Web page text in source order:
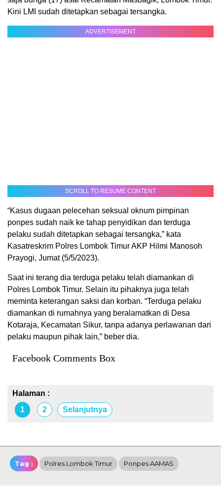
Kini LMI sudah ditetapkan sebagai tersangka.
ADVERTISEMENT
SCROLL TO RESUME CONTENT
“Kasus dugaan pelecehan seksual oknum pimpinan
ponpes sudah naik ke tahap penyidikan dan terduga
pelaku sudah ditetapkan sebagai tersangka,” kata
Kasatreskrim Polres Lombok Timur AKP Hilmi Manosoh
Prayogi, Jumat (5/5/2023).
Saat ini terang dia terduga pelaku telah diamankan di
Polres Lombok Timur. Selain itu pihaknya juga telah
meminta keterangan saksi dan korban. “Terduga pelaku
diamankan di rumahnya yang beralamatkan di Desa
Kotaraja, Kecamatan Sikur, tanpa adanya perlawanan dari
pelaku maupun pihak lain,” beber dia.
Facebook Comments Box
Halaman :
1
2 Selanjutnya
Tag : Polres Lombok Timur Ponpes AAMAS